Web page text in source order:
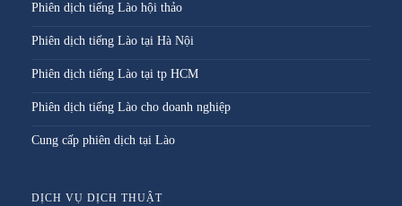
Phiên dịch tiếng Lào hội thảo
Phiên dịch tiếng Lào tại Hà Nội
Phiên dịch tiếng Lào tại tp HCM
Phiên dịch tiếng Lào cho doanh nghiệp
Cung cấp phiên dịch tại Lào
DỊCH VỤ DỊCH THUẬT